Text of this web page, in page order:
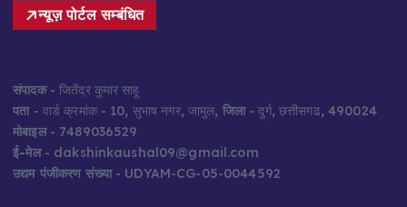
न्यूज़ पोर्टल सम्बंधित
संपादक- जितेंद्र कुमार साहू
पता- वार्ड क्रमांक - 10, सुभाष नगर, जामुल, जिला- दुर्ग, छत्तीसगढ, 490024
मोबाइल- 7489036529
ई-मेल- dakshinkaushal09@gmail.com
उद्यम पंजीकरण संख्या- UDYAM-CG-05-0044592